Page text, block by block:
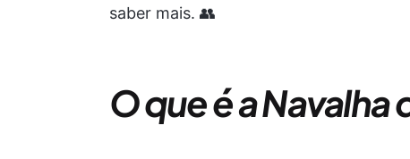
saber mais. 👥
O que é a Navalha